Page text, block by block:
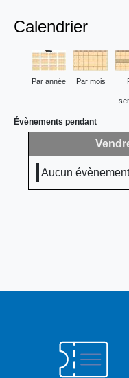
Calendrier
Par année Par mois
Évènements pendant
Aucun évènement